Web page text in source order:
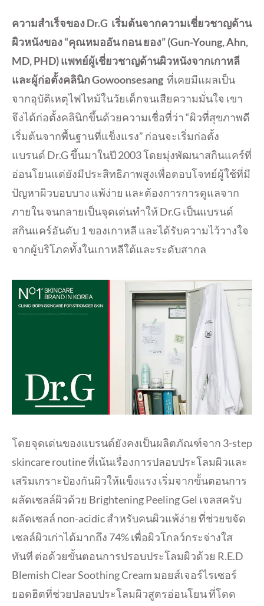
ความสำเร็จของ Dr.G เริ่มต้นจากความเชี่ยวชาญด้าน
ผิวหนังของ “คุณหมออัน กอน ยอง” (Gun-Young, Ahn,
MD, PHD) แพทย์ผู้เชี่ยวชาญด้านผิวหนังจากเกาหลี
และผู้ก่อตั้งคลินิก Gowoonsesang ที่เคยมีแผลเป็น
จากอุบัติเหตุไฟไหม้ในวัยเด็กจนเสียความมั่นใจ เขา
จึงได้ก่อตั้งคลินิกขึ้นด้วยความเชื่อที่ว่า “ผิวที่สุขภาพดี
เริ่มต้นจากพื้นฐานที่แข็งแรง” ก่อนจะเริ่มก่อตั้ง
แบรนด์ Dr.G ขึ้นมาในปี 2003 โดยมุ่งพัฒนาสกินแคร์ที่
อ่อนโยนแต่ยังมีประสิทธิภาพสูงเพื่อตอบโจทย์ผู้ใช้ที่มี
ปัญหาผิวบอบบาง แพ้ง่าย และต้องการการดูแลจาก
ภายใน จนกลายเป็นจุดเด่นทำให้ Dr.G เป็นแบรนด์
สกินแคร์อันดับ 1 ของเกาหลี และได้รับความไว้วางใจ
จากผู้บริโภคทั้งในเกาหลีใต้และระดับสากล
โดยจุดเด่นของแบรนด์ยังคงเป็นผลิตภัณฑ์จาก 3-step
skincare routine ที่เน้นเรื่องการปลอบประโลมผิวและ
เสริมเกราะป้องกันผิวให้แข็งแรง เริ่มจากขั้นตอนการ
ผลัดเซลล์ผิวด้วย Brightening Peeling Gel เจลสครับ
ผลัดเซลล์ non-acidic สำหรับคนผิวแพ้ง่าย ที่ช่วยขจัด
เซลล์ผิวเก่าได้มากถึง 74% เพื่อผิวโกลว์กระจ่างใส
ทันที ต่อด้วยขั้นตอนการปรอบประโลมผิวด้วย R.E.D
Blemish Clear Soothing Cream มอยส์เจอร์ไรเซอร์
ยอดฮิตที่ช่วยปลอบประโลมผิวสูตรอ่อนโยน ที่โดด